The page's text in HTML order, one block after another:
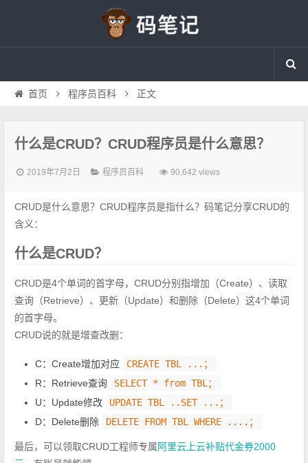
首页 程序员百科 正文
什么是CRUD？CRUD程序员是什么意思？
2019年7月2日 程序员百科 90,642 views
CRUD是什么意思？CRUD程序员是指什么？码笔记分享CRUD的
含义：
什么是CRUD？
CRUD是4个单词的首字母，CRUD分别指增加（Create）、读取
查询（Retrieve）、更新（Update）和删除（Delete）这4个单词
的首字母。
CRUD说的就是增查改删：
C：Create增加对应
CREATE TBL ...；
R：Retrieve查询
SELECT * from TBL；
U：Update修改
UPDATE TBL ..SET ...；
D：Delete删除
DELETE FROM TBL WHERE ....；
最后，可以领取CRUD工程师专属阿里云上云补贴代金券2000